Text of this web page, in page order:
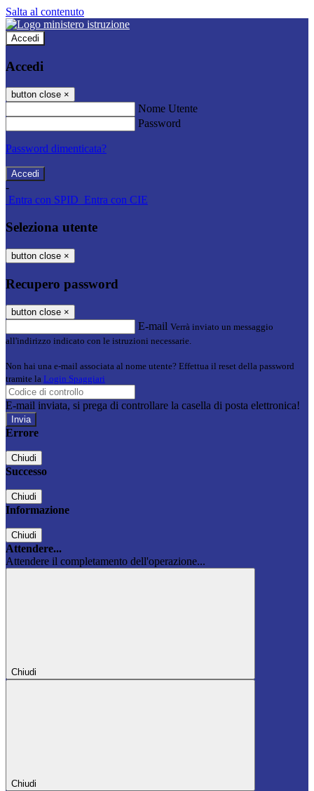
Salta al contenuto
Accedi
Accedi
button close ×
Nome Utente
Password
Password dimenticata?
-
Entra con SPID Entra con CIE
Seleziona utente
button close ×
Recupero password
button close ×
E-mail Verrà inviato un messaggio
all'indirizzo indicato con le istruzioni necessarie.
Non hai una e-mail associata al nome utente? Effettua il reset della password
tramite la Login Spaggiari
E-mail inviata, si prega di controllare la casella di posta elettronica!
Errore
Chiudi
Successo
Chiudi
Informazione
Chiudi
Attendere...
Attendere il completamento dell'operazione...
Chiudi
Chiudi